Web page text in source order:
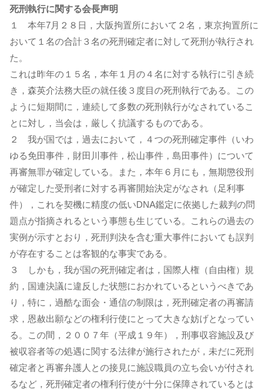
死刑執行に関する会長声明
１ 本年7月２８日，大阪拘置所において２名，東京拘置所に
おいて１名の合計３名の死刑確定者に対して死刑が執行され
た。
これは昨年の１５名，本年１月の４名に対する執行に引き続
き，森英介法務大臣の就任後３度目の死刑執行である。この
ように短期間に，連続して多数の死刑執行がなされているこ
とに対し，当会は，厳しく抗議するものである。
２ 我が国では，過去において，４つの死刑確定事件（いわ
ゆる免田事件，財田川事件，松山事件，島田事件）について
再審無罪が確定している。また，本年６月にも，無期懲役刑
が確定した受刑者に対する再審開始決定がなされ（足利事
件），これを契機に精度の低いDNA鑑定に依拠した裁判の問
題点が指摘されるという事態も生じている。これらの過去の
実例が示すとおり，死刑判決を含む重大事件においても誤判
が存在することは客観的な事実である。
３ しかも，我が国の死刑確定者は，国際人権（自由権）規
約，国連決議に違反した状態におかれているというべきであ
り，特に，過酷な面会・通信の制限は，死刑確定者の再審請
求，恩赦出願などの権利行使にとって大きな妨げとなってい
る。この間，２００７年（平成１９年），刑事収容施設及び
被収容者等の処遇に関する法律が施行されたが，未だに死刑
確定者と再審弁護人との接見に施設職員の立ち会いが付され
るなど，死刑確定者の権利行使が十分に保障されているとは